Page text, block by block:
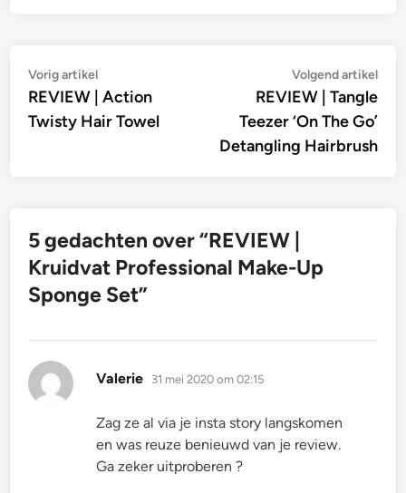
Bericht
navigatie
Vorig artikelVorig
artikel:
REVIEW | Action
Twisty Hair Towel
Volgend artikel
REVIEW | Tangle
Teezer ‘On The Go’
Detangling Hairbrush
5 gedachten over “REVIEW |
Kruidvat Professional Make-Up
Sponge Set”
Valerie schreef:
31 mei 2020 om 02:15
Zag ze al via je insta story langskomen
en was reuze benieuwd van je review.
Ga zeker uitproberen ?